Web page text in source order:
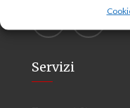
Servizi